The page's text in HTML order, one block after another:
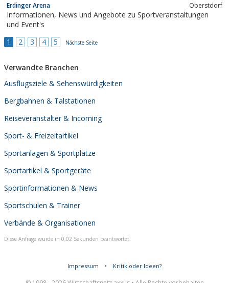
Erdinger Arena Oberstdorf
Informationen, News und Angebote zu Sportveranstaltungen
und Event's
1
2 3 4 5 Nächste Seite
Verwandte Branchen
Ausflugsziele & Sehenswürdigkeiten
Bergbahnen & Talstationen
Reiseveranstalter & Incoming
Sport- & Freizeitartikel
Sportanlagen & Sportplätze
Sportartikel & Sportgeräte
Sportinformationen & News
Sportschulen & Trainer
Verbände & Organisationen
Diese Anfrage wurde in 0,02 Sekunden beantwortet.
Impressum • Kritik oder Ideen?